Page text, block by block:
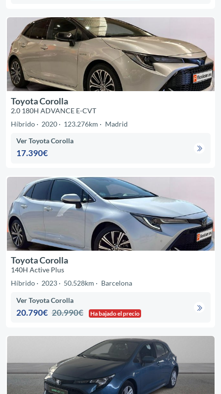
Toyota Corolla
2.0 180H ADVANCE E-CVT
Híbrido
2020 123.276km Madrid
Ver Toyota Corolla
17.390€
Toyota Corolla
140H Active Plus
Híbrido
2023 50.528km Barcelona
Ver Toyota Corolla
20.790€ 20.990€ Ha bajado el precio